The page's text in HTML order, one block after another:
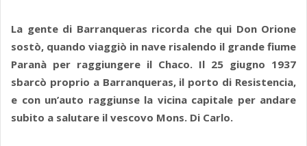
La gente di Barranqueras ricorda che qui Don Orione
sostò, quando viaggiò in nave risalendo il grande fiume
Paranà per raggiungere il Chaco. Il 25 giugno 1937
sbarcò proprio a Barranqueras, il porto di Resistencia,
e con un’auto raggiunse la vicina capitale per andare
subito a salutare il vescovo Mons. Di Carlo.